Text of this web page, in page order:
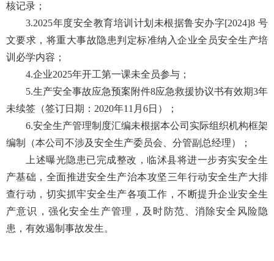
核记录；
3.2025年度安全教育培训计划未根据鲁安办字[2024]8 号
文要求，将重大事故隐患判定标准纳入企业全员安全生产培
训必学内容；
4.企业2025年开工第一课未全员参与；
5.生产安全事故应急预案附件8应急救援协议书有效期3年
未续签（签订日期：2020年11月6日）；
6.安全生产管理制度汇编未根据本公司实际组织机构框架
编制（本公司不涉及安全生产委员会、分管副总经理）；
上述曝光隐患已完成整改，临沭县将进一步夯实安全生
产基础，全面推进安全生产治本攻坚三年行动安全生产大排
查行动，切实抓牢安全生产各项工作，不断提升企业安全生
产意识，强化安全生产管理，及时防范、消除安全风险隐
患，有效遏制事故发生。